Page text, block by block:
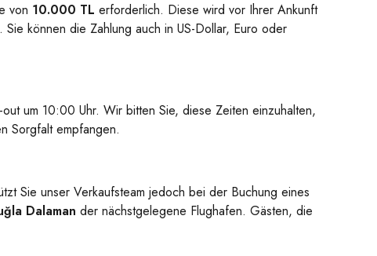
von 10.000 TL erforderlich. Diese wird vor Ihrer Ankunft
können die Zahlung auch in US-Dollar, Euro oder
um 10:00 Uhr. Wir bitten Sie, diese Zeiten einzuhalten,
Sorgfalt empfangen.
Sie unser Verkaufsteam jedoch bei der Buchung eines
Dalaman der nächstgelegene Flughafen. Gästen, die